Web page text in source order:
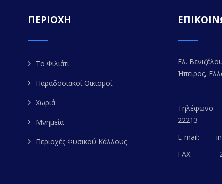
ΠΕΡΙΟΧΗ
Το Φιλιάτι
Παραδοσιακοί Οικισμοί
Χωριά
Μνημεία
Περιοχές Φυσικού Κάλλους
Ελ.
Ήπειρος,
Τηλέφωνο:
22213
E-mail:
FAX: